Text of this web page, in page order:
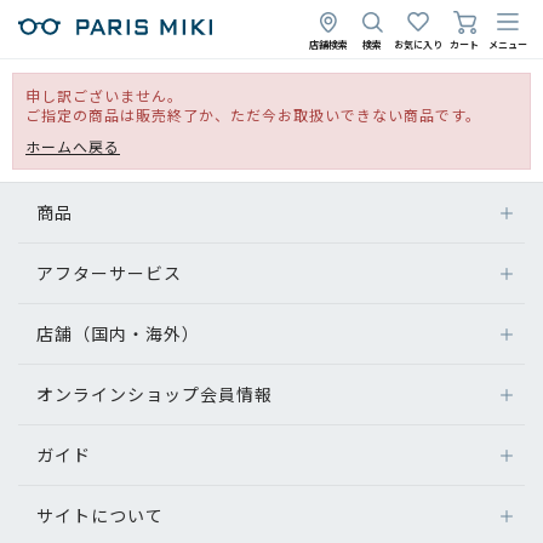
店舗検索 検索 お気に入り カート メニュー
申し訳ございません。
ご指定の商品は販売終了か、ただ今お取扱いできない商品です。
ホームへ戻る
商品
アフターサービス
店舗（国内・海外）
オンラインショップ会員情報
ガイド
サイトについて